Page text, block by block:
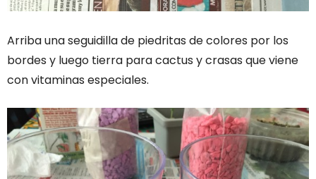
Arriba una seguidilla de piedritas de colores por los
bordes y luego tierra para cactus y crasas que viene
con vitaminas especiales.